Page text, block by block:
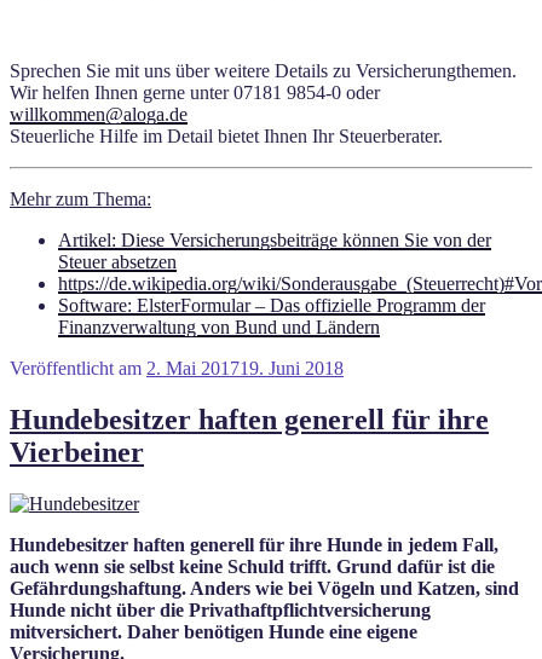
Sprechen Sie mit uns über weitere Details zu Versicherungthemen.
Wir helfen Ihnen gerne unter 07181 9854-0 oder
willkommen@aloga.de
Steuerliche Hilfe im Detail bietet Ihnen Ihr Steuerberater.
Mehr zum Thema:
Artikel: Diese Ver­si­che­rungs­bei­träge kön­nen Sie von der
Steuer abset­zen
https://de.wikipedia.org/wiki/
Software: ElsterFormular – Das offizielle Programm der
Finanzverwaltung von Bund und Ländern
Veröffentlicht am 2. Mai 201719. Juni 2018
Hundebesitzer haften generell für ihre
Vierbeiner
Hundebesitzer haften generell für ihre Hunde in jedem Fall,
auch wenn sie selbst keine Schuld trifft. Grund dafür ist die
Gefährdungshaftung. Anders wie bei Vögeln und Katzen, sind
Hunde nicht über die Privathaftpflichtversicherung
mitversichert. Daher benötigen Hunde eine eigene
Versicherung.